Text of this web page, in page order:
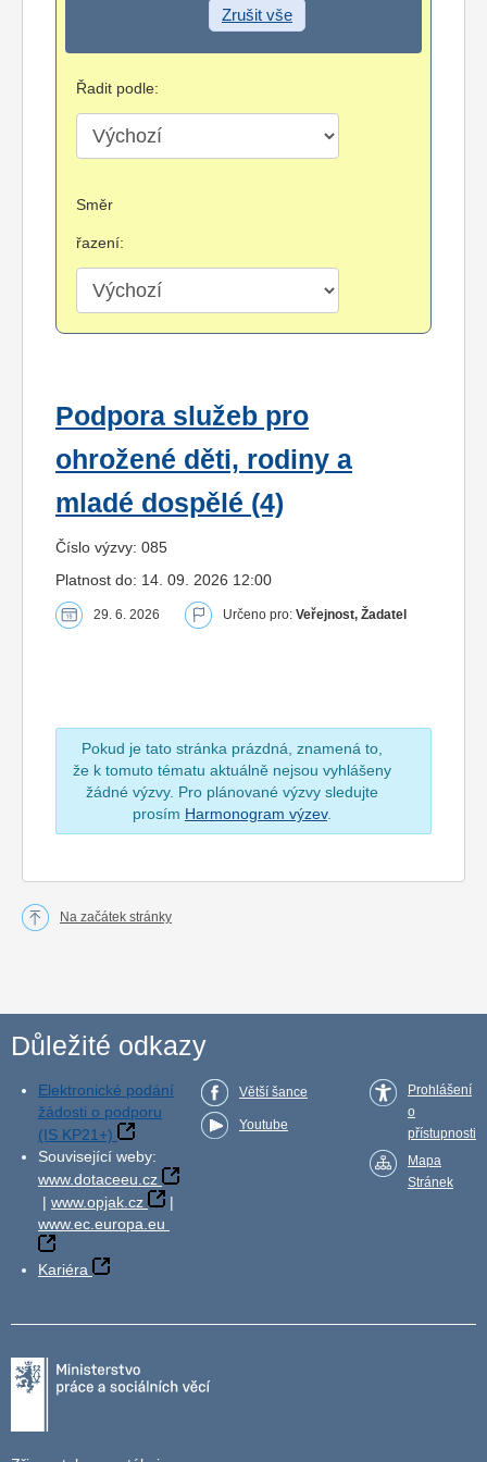
Zrušit vše
Řadit podle:
Směr
řazení:
Podpora služeb pro
ohrožené děti, rodiny a
mladé dospělé (4)
Číslo výzvy: 085
Platnost do: 14. 09. 2026 12:00
29. 6. 2026 Určeno pro: Veřejnost, Žadatel
Pokud je tato stránka prázdná, znamená to,
že k tomuto tématu aktuálně nejsou vyhlášeny
žádné výzvy. Pro plánované výzvy sledujte
prosím Harmonogram výzev.
Na začátek stránky
Důležité odkazy
Elektronické podání
žádosti o podporu
(IS KP21+)
Související weby:
www.dotaceeu.cz
| www.opjak.cz
|
www.ec.europa.eu
Kariéra
Větší šance
Youtube
Prohlášení
o
přístupnosti
Mapa
Stránek